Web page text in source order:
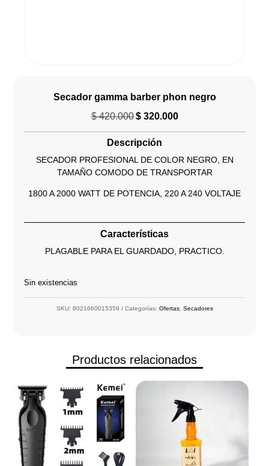
Secador gamma barber phon negro
$420.000 El
original
era:
$ 420.000.
$320.000El
es:
$ 320.000.
Descripción
SECADOR PROFESIONAL DE COLOR NEGRO, EN
TAMAÑO COMODO DE TRANSPORTAR
1800 A 2000 WATT DE POTENCIA, 220 A 240 VOLTAJE
Características
PLAGABLE PARA EL GUARDADO, PRACTICO.
Sin existencias
SKU: 8021660015359 Categorías: Ofertas, Secadores
Productos relacionados